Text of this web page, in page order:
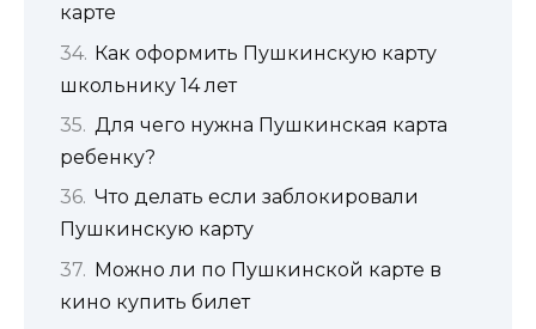
карте
Как оформить Пушкинскую карту
школьнику 14 лет
Для чего нужна Пушкинская карта
ребенку?
Что делать если заблокировали
Пушкинскую карту
Можно ли по Пушкинской карте в
кино купить билет